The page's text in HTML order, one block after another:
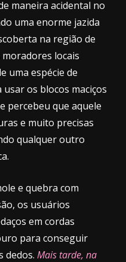
maneira acidental no
uma enorme jazida
na região de
locais
uma espécie de
os blocos maciços
percebeu que aquele
e muito precisas
qualquer outro
e quebra com
os usuários
em cordas
para conseguir
dedos. Mais tarde, na